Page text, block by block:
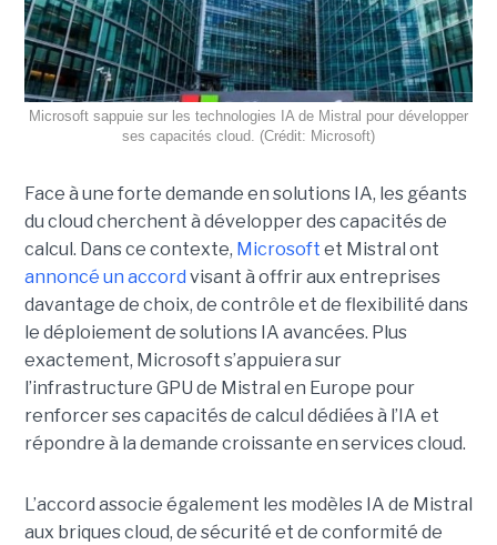
Microsoft sappuie sur les technologies IA de Mistral pour développer
ses capacités cloud. (Crédit: Microsoft)
Face à une forte demande en solutions IA, les géants
du cloud cherchent à développer des capacités de
calcul. Dans ce contexte, Microsoft et Mistral ont
annoncé un accord visant à offrir aux entreprises
davantage de choix, de contrôle et de flexibilité dans
le déploiement de solutions IA avancées. Plus
exactement, Microsoft s’appuiera sur
l’infrastructure GPU de Mistral en Europe pour
renforcer ses capacités de calcul dédiées à l’IA et
répondre à la demande croissante en services cloud.
L’accord associe également les modèles IA de Mistral
aux briques cloud, de sécurité et de conformité de